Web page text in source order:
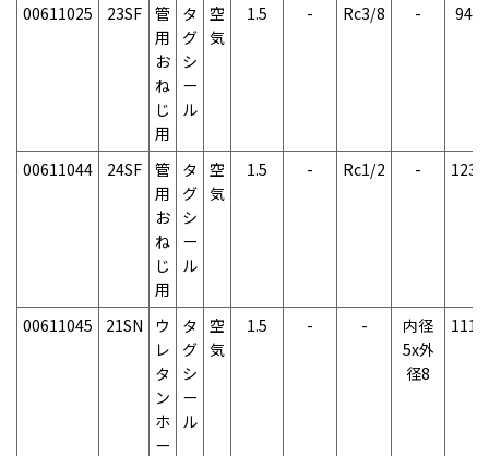
00611025 23SF
管
用
お
ね
じ
用
タ
グ
シ
ー
ル
空
気
1.5 - Rc3/8 - 94g
00611044 24SF
管
用
お
ね
じ
用
タ
グ
シ
ー
ル
空
気
1.5 - Rc1/2 - 123g
00611045 21SN
ウ
レ
タ
ン
ホ
ー
タ
グ
シ
ー
ル
空
気
1.5 - -
内径
5x外
径8
111g